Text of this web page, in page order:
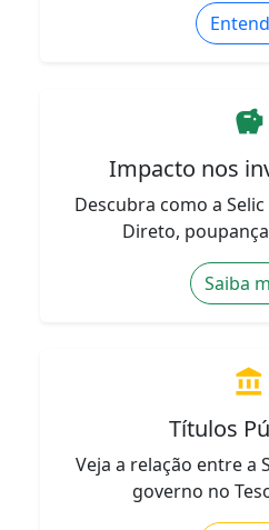
savings
Impacto nos
Descubra como a
Direto,
Saiba
account_balance
Títulos
Veja a relação entre a
governo no